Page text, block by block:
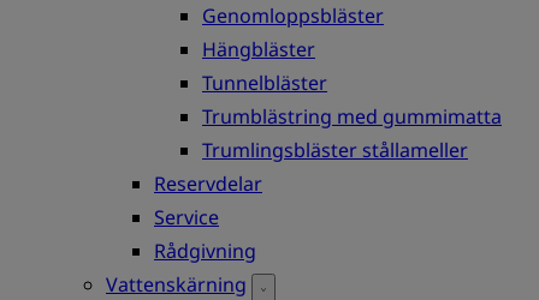
Genomloppsbläster
Hängbläster
Tunnelbläster
Trumblästring med gummimatta
Trumlingsbläster stållameller
Reservdelar
Service
Rådgivning
Vattenskärning